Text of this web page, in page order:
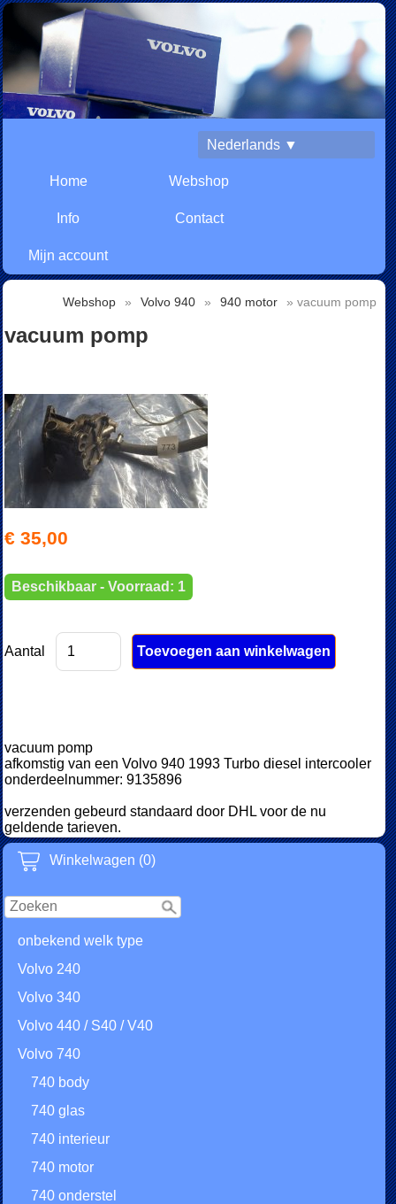
Nederlands ▼
Home Webshop
Info Contact
Mijn account
Winkelwagen (0)
onbekend welk type
Volvo 240
Volvo 340
Volvo 440 / S40 / V40
Volvo 740
740 body
740 glas
740 interieur
740 motor
740 onderstel
Webshop » Volvo 940 » 940 motor » vacuum pomp
vacuum pomp
€ 35,00
Beschikbaar - Voorraad: 1
Aantal
vacuum pomp
afkomstig van een Volvo 940 1993 Turbo diesel intercooler
onderdeelnummer: 9135896
verzenden gebeurd standaard door DHL voor de nu
geldende tarieven.